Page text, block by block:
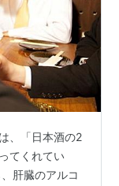
、「日本酒の2
てくれてい
肝臓のアルコ